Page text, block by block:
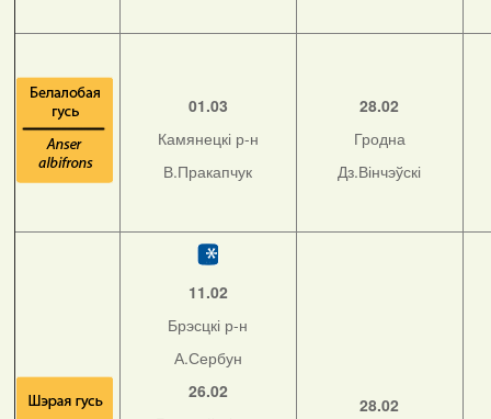
01.03
Камянецкі р-н
В.Пракапчук
28.02
Гродна
Дз.Вінчэўскі
11.02
Брэсцкі р-н
А.Сербун
26.02
28.02